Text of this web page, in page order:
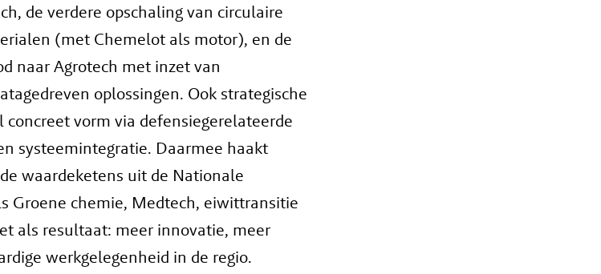
de verdere opschaling van circulaire
(met Chemelot als motor), en de
naar Agrotech met inzet van
oplossingen. Ook strategische
vorm via defensiegerelateerde
systeemintegratie. Daarmee haakt
waardeketens uit de Nationale
Groene chemie, Medtech, eiwittransitie
als resultaat: meer innovatie, meer
werkgelegenheid in de regio.